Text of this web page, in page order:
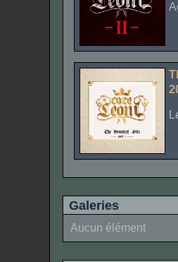
Galeries
Aucun élément